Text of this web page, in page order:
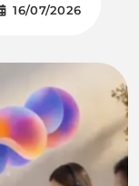
16/07/2026